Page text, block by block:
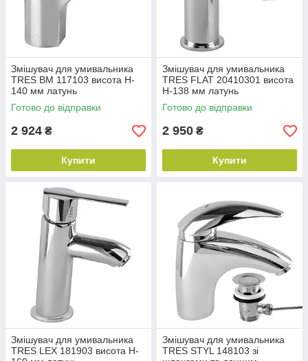
Змішувач для умивальника
TRES BM 117103 висота H-
140 мм латунь
Готово до відправки
2 924 ₴
Купити
Змішувач для умивальника
TRES FLAT 20410301 висота
H-138 мм латунь
Готово до відправки
2 950 ₴
Купити
Змішувач для умивальника
TRES LEX 181903 висота H-
Змішувач для умивальника
TRES STYL 148103 зі